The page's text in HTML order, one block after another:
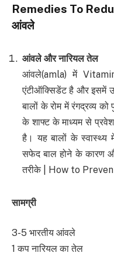
Remedies To
आंवले
आंवले और नारियल तेल
आंवले(amla) में
एंटीऑक्सिडेंट है और इसमें
बालों के रोम में रंगद्रव्य को
के शाफ्ट के माध्यम से
है। यह बालों के स्वास्थ्य
सफेद बाल होने के कारण
तरीके | How to
सामग्री
3-5 भारतीय आंवले
1 कप नारियल का तेल